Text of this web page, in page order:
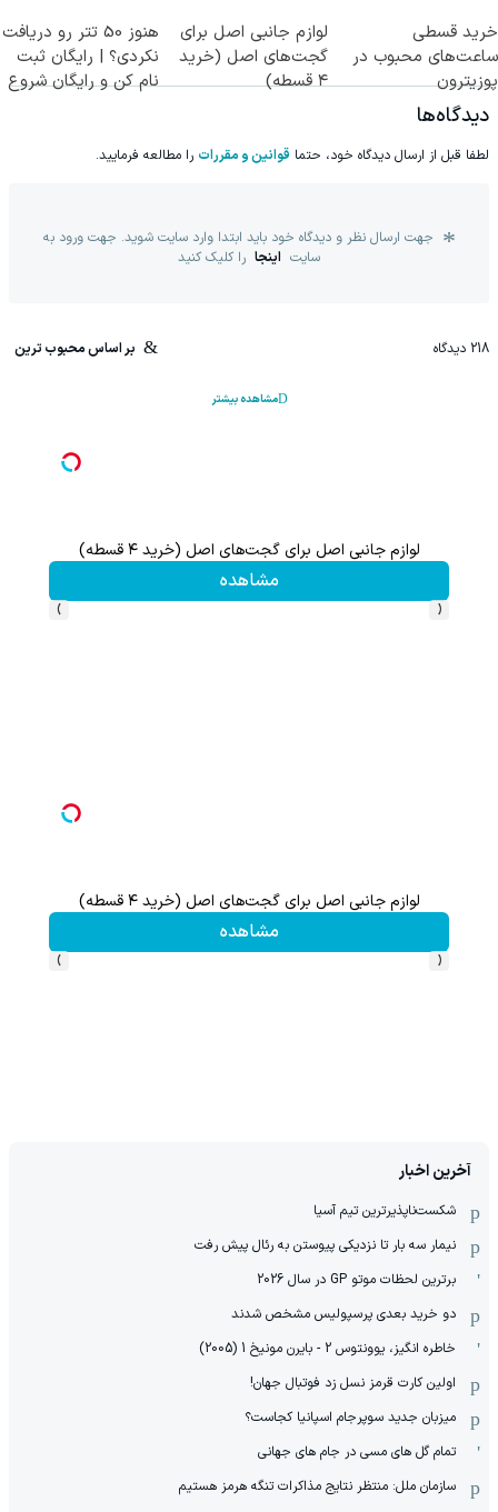
خرید قسطی
ساعت‌های محبوب در
پوزیترون
لوازم جانبی اصل برای
گجت‌های اصل (خرید
۴ قسطه)
هنوز 50 تتر رو دریافت
نکردی؟ | رایگان ثبت
نام کن و رایگان شروع
دیدگاه‌ها
لطفا قبل از ارسال دیدگاه خود، حتما قوانین و مقررات را مطالعه فرمایید.
جهت ارسال نظر و دیدگاه خود باید ابتدا وارد سایت شوید. جهت ورود به
سایت اینجا را کلیک کنید
218 دیدگاه بر اساس محبوب ترین
مشاهده بیشتر
لوازم جانبی اصل برای گجت‌های اصل (خرید ۴ قسطه)
مشاهده
‹
›
لوازم جانبی اصل برای گجت‌های اصل (خرید ۴ قسطه)
مشاهده
‹
›
آخرین اخبار
شکست‌ناپذیرترین تیم آسیا
نیمار سه بار تا نزدیکی پیوستن به رئال پیش رفت
برترین لحظات موتو GP در سال 2026
دو خرید بعدی پرسپولیس مشخص شدند
خاطره انگیز، یوونتوس 2 - بایرن مونیخ 1 (2005)
اولین کارت قرمز نسل زد فوتبال جهان!
میزبان جدید سوپرجام اسپانیا کجاست؟
تمام گل های مسی در جام های جهانی
سازمان ملل: منتظر نتایج مذاکرات تنگه هرمز هستیم